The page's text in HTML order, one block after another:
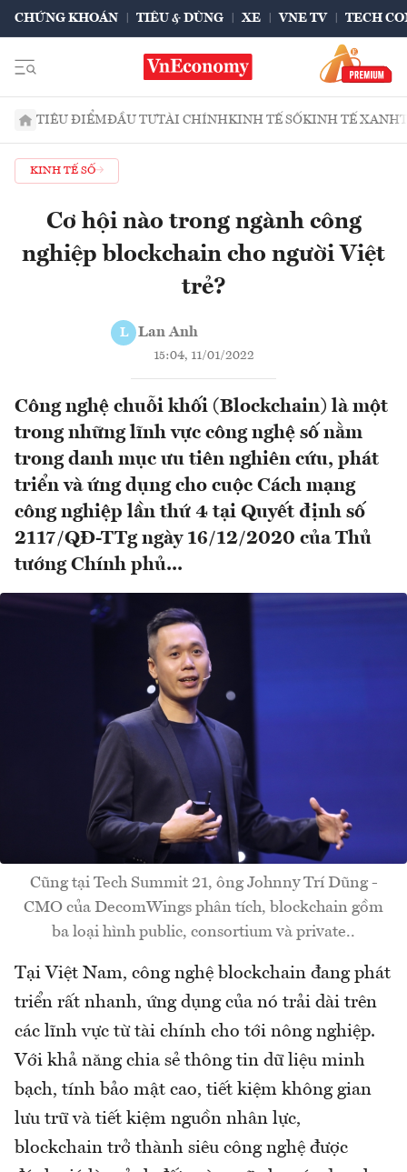
CHỨNG KHOÁN TIÊU & DÙNG XE VNE TV TECH
TIÊU ĐIỂMĐẦU TƯTÀI CHÍNHKINH TẾ SỐKINH TẾ XANH
KINH TẾ SỐ
Cơ hội nào trong ngành công
nghiệp blockchain cho người Việt
trẻ?
L Lan Anh
15:04, 11/01/2022
Công nghệ chuỗi khối (Blockchain) là một
trong những lĩnh vực công nghệ số nằm
trong danh mục ưu tiên nghiên cứu, phát
triển và ứng dụng cho cuộc Cách mạng
công nghiệp lần thứ 4 tại Quyết định số
2117/QĐ-TTg ngày 16/12/2020 của Thủ
tướng Chính phủ...
Cũng tại Tech Summit 21, ông Johnny Trí Dũng -
CMO của DecomWings phân tích, blockchain gồm
ba loại hình public, consortium và private..
Tại Việt Nam, công nghệ blockchain đang phát
triển rất nhanh, ứng dụng của nó trải dài trên
các lĩnh vực từ tài chính cho tới nông nghiệp.
Với khả năng chia sẻ thông tin dữ liệu minh
bạch, tính bảo mật cao, tiết kiệm không gian
lưu trữ và tiết kiệm nguồn nhân lực,
blockchain trở thành siêu công nghệ được